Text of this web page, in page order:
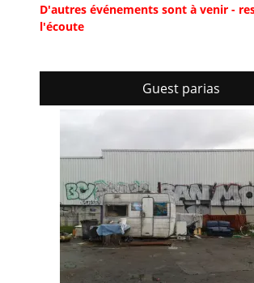
D'autres événements sont à venir -
l'écoute
Guest parias